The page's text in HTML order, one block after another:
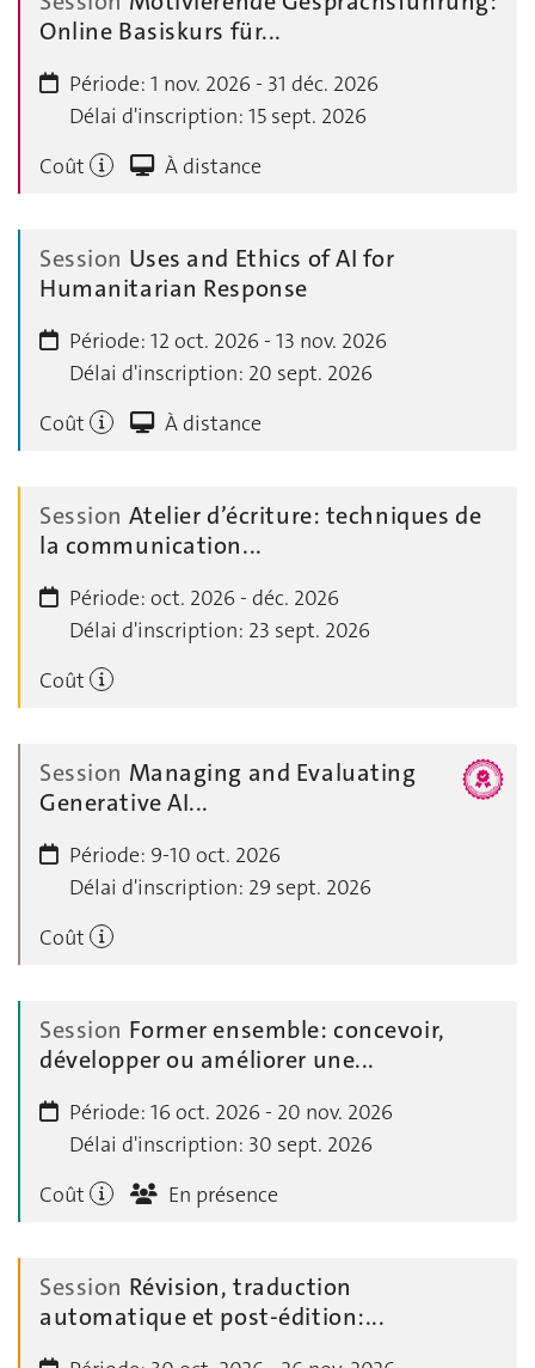
Online Basiskurs für...
Période: 1 nov. 2026 - 31 déc. 2026
Délai d'inscription: 15 sept. 2026
Coût
À distance
Session Uses and Ethics of AI for
Humanitarian Response
Période: 12 oct. 2026 - 13 nov. 2026
Délai d'inscription: 20 sept. 2026
Coût
À distance
Session Atelier d’écriture: techniques de
la communication...
Période: oct. 2026 - déc. 2026
Délai d'inscription: 23 sept. 2026
Coût
Session Managing and Evaluating
Generative AI...
Période: 9-10 oct. 2026
Délai d'inscription: 29 sept. 2026
Coût
Session Former ensemble: concevoir,
développer ou améliorer une...
Période: 16 oct. 2026 - 20 nov. 2026
Délai d'inscription: 30 sept. 2026
Coût
En présence
Session Révision, traduction
automatique et post-édition:...